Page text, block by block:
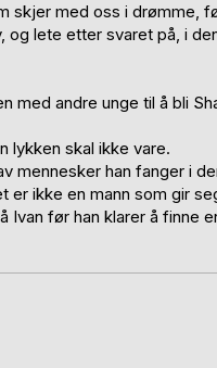
skjer med oss i drømme,
og lete etter svaret på, i
med andre unge til å bli
lykken skal ikke vare.
mennesker han fanger i
er ikke en mann som gir
før han klarer å finne